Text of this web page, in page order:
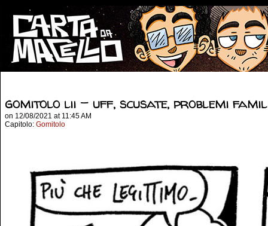
gomitolo lii – uff, scusate, problemi
on 12/08/2021 at 11:45 AM
Capitolo: Gomitolo